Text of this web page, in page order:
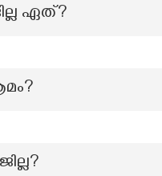
ഏത്?